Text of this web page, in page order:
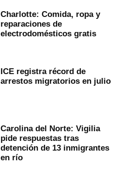
Charlotte: Comida, ropa y
reparaciones de
electrodomésticos gratis
ICE registra récord de
arrestos migratorios en julio
Carolina del Norte: Vigilia
pide respuestas tras
detención de 13 inmigrantes
en río